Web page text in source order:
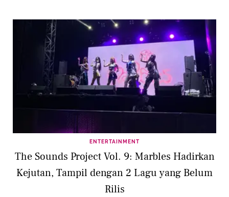
ENTERTAINMENT
The Sounds Project Vol. 9: Marbles Hadirkan
Kejutan, Tampil dengan 2 Lagu yang Belum
Rilis